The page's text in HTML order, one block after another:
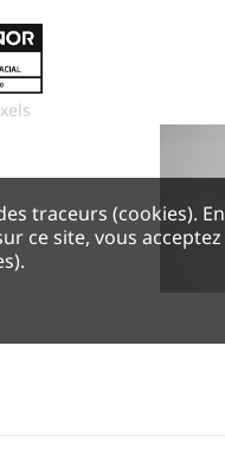
traceurs (cookies). En
ce site, vous acceptez